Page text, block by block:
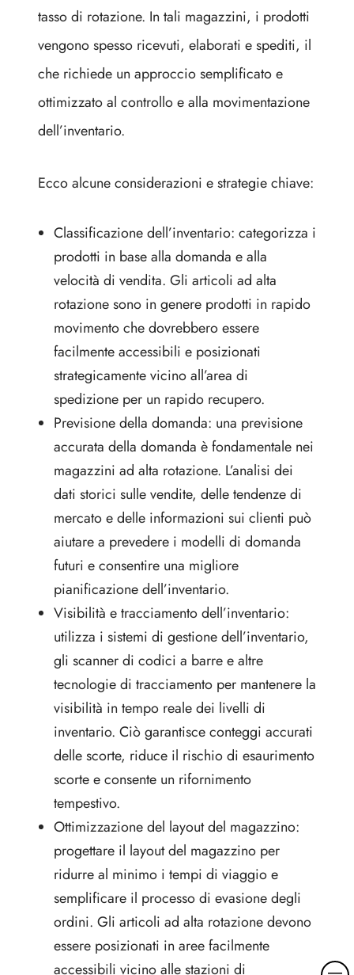
tasso di rotazione. In tali magazzini, i prodotti
vengono spesso ricevuti, elaborati e spediti, il
che richiede un approccio semplificato e
ottimizzato al controllo e alla movimentazione
dell’inventario.
Ecco alcune considerazioni e strategie chiave:
Classificazione dell’inventario: categorizza i
prodotti in base alla domanda e alla
velocità di vendita. Gli articoli ad alta
rotazione sono in genere prodotti in rapido
movimento che dovrebbero essere
facilmente accessibili e posizionati
strategicamente vicino all’area di
spedizione per un rapido recupero.
Previsione della domanda: una previsione
accurata della domanda è fondamentale nei
magazzini ad alta rotazione. L’analisi dei
dati storici sulle vendite, delle tendenze di
mercato e delle informazioni sui clienti può
aiutare a prevedere i modelli di domanda
futuri e consentire una migliore
pianificazione dell’inventario.
Visibilità e tracciamento dell’inventario:
utilizza i sistemi di gestione dell’inventario,
gli scanner di codici a barre e altre
tecnologie di tracciamento per mantenere la
visibilità in tempo reale dei livelli di
inventario. Ciò garantisce conteggi accurati
delle scorte, riduce il rischio di esaurimento
scorte e consente un rifornimento
tempestivo.
Ottimizzazione del layout del magazzino:
progettare il layout del magazzino per
ridurre al minimo i tempi di viaggio e
semplificare il processo di evasione degli
ordini. Gli articoli ad alta rotazione devono
essere posizionati in aree facilmente
accessibili vicino alle stazioni di